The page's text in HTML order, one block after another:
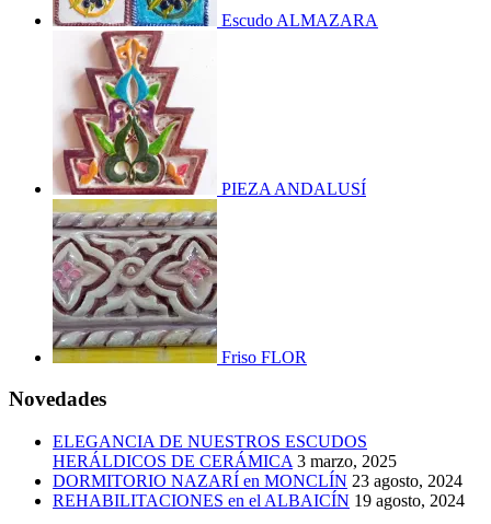
Escudo ALMAZARA
PIEZA ANDALUSÍ
Friso FLOR
Novedades
ELEGANCIA DE NUESTROS ESCUDOS
HERÁLDICOS DE CERÁMICA 3 marzo, 2025
DORMITORIO NAZARÍ en MONCLÍN 23 agosto, 2024
REHABILITACIONES en el ALBAICÍN 19 agosto, 2024